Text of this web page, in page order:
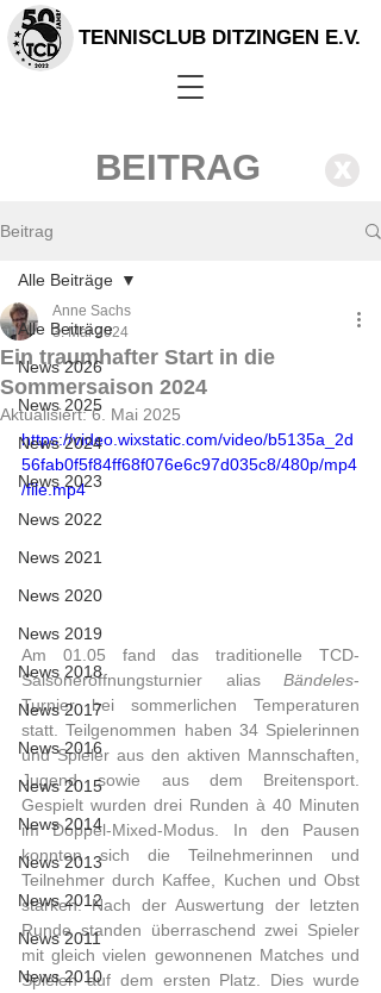
TENNISCLUB DITZINGEN E.V.
BEITRAG X
Beitrag
Alle Beiträge
News 2026
News 2025
News 2024
News 2023
News 2022
News 2021
News 2020
News 2019
News 2018
News 2017
News 2016
News 2015
News 2014
News 2013
News 2012
News 2011
News 2010
Alle Beiträge
Ein traumhafter Start in die
Sommersaison 2024
Anne Sachs
3. Mai 2024
Aktualisiert:6. Mai 2025
https://video.wixstatic.com/video/b5135a_2d
56fab0f5f84ff68f076e6c97d035c8/480p/mp4
/file.mp4
Am 01.05 fand das traditionelle TCD-
Saisoneröffnungsturnier alias Bändeles-
Turnier bei sommerlichen Temperaturen
statt. Teilgenommen haben 34 Spielerinnen
und Spieler aus den aktiven Mannschaften,
Jugend sowie aus dem Breitensport.
Gespielt wurden drei Runden à 40 Minuten
im Doppel-Mixed-Modus. In den Pausen
konnten sich die Teilnehmerinnen und
Teilnehmer durch Kaffee, Kuchen und Obst
stärken. Nach der Auswertung der letzten
Runde standen überraschend zwei Spieler
mit gleich vielen gewonnenen Matches und
Spielen auf dem ersten Platz. Dies wurde